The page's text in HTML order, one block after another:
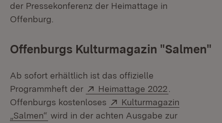
der Pressekonferenz der Heimattage in
Offenburg.
Offenburgs Kulturmagazin "Salmen"
Ab sofort erhältlich ist das offizielle
Programmheft der
Extern:
Heimattage 2022
Offenburgs kostenloses
Extern:
Kulturmagazin
„Salmen“ (Öffnet in neuem Fenster)
wird in der achten Ausgabe zur